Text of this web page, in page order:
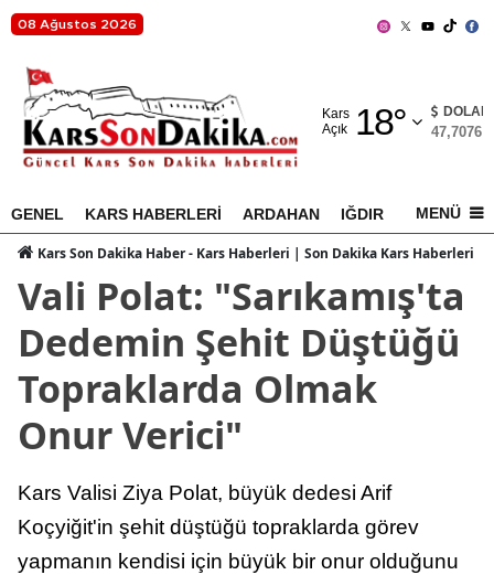
08 Ağustos 2026
Kars
Açık
18°
Adıyaman
Ağrı
Amasya
Ankara
Antalya
Artvin
Bilecik
Bingöl
DOLAR
47,7076
GENEL KARS HABERLERİ ARDAHAN IĞDIR AKYAKA
MENÜ
Kars Son Dakika Haber - Kars Haberleri | Son Dakika Kars Haberleri
Vali Polat: "Sarıkamış'ta
Dedemin Şehit Düştüğü
Topraklarda Olmak
Onur Verici"
Kars Valisi Ziya Polat, büyük dedesi Arif
Koçyiğit'in şehit düştüğü topraklarda görev
yapmanın kendisi için büyük bir onur olduğunu